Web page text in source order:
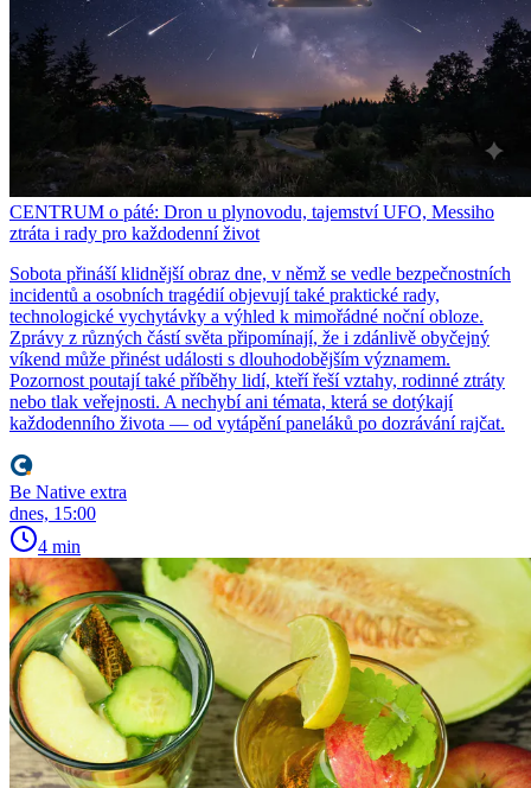
CENTRUM o páté: Dron u plynovodu, tajemství UFO, Messiho
ztráta i rady pro každodenní život
Sobota přináší klidnější obraz dne, v němž se vedle bezpečnostních
incidentů a osobních tragédií objevují také praktické rady,
technologické vychytávky a výhled k mimořádné noční obloze.
Zprávy z různých částí světa připomínají, že i zdánlivě obyčejný
víkend může přinést události s dlouhodobějším významem.
Pozornost poutají také příběhy lidí, kteří řeší vztahy, rodinné ztráty
nebo tlak veřejnosti. A nechybí ani témata, která se dotýkají
každodenního života — od vytápění paneláků po dozrávání rajčat.
Be Native extra
dnes, 15:00
4 min